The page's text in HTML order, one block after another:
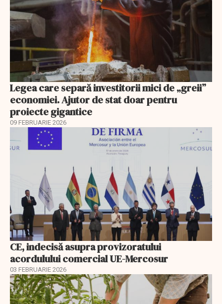
Legea care separă investitorii mici de „greii”
economiei. Ajutor de stat doar pentru
proiecte gigantice
09 FEBRUARIE 2026
CE, indecisă asupra provizoratului
acordulului comercial UE-Mercosur
03 FEBRUARIE 2026